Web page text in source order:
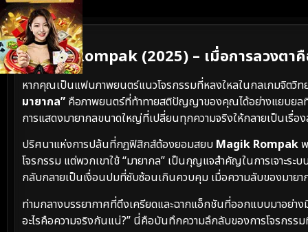
เนื้อเรื่องย่อ
Magik Rompak (2025) – เมื่อการลวงตา
หากคุณเป็นแฟนภาพยนตร์แนวโจรกรรมที่หลงใหลในกลเกมจิตวิท
มายากล” คือภาพยนตร์ที่ท้าทายสติปัญญาของคุณได้อย่างแยบยล
การแสดงมายากลขนาดใหญ่ที่เปลี่ยนทุกความจริงให้กลายเป็นเรื่อ
ปริศนาแห่งการปล้นที่กฎฟิสิกส์ต้องยอมสยบ Magik Rompak
โจรกรรม แต่พวกเขาใช้ “มายากล” เป็นกุญแจสำคัญในการเจาะ
กลับกลายเป็นเงื่อนปมที่ซับซ้อนเกินควบคุม เมื่อความลับของมายา
ท่ามกลางบรรยากาศที่ตึงเครียดและฉากแอ็กชันที่ออกแบบมาอย่า
อะไรคือความจริงกันแน่?” นี่คือบันทึกความลึกลับของการโจรกรร